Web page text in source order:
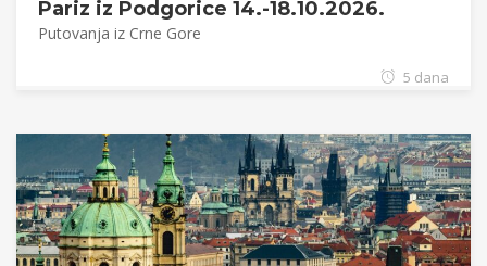
Pariz iz Podgorice 14.-18.10.2026.
Putovanja iz Crne Gore
5 dana